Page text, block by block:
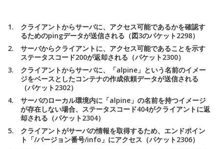
クライアントからサーバに、アクセス可能であるかを確認す
るためのpingデータが送信される（図3のパケット2298）
サーバからクライアントに、アクセス可能であることを示す
ステータスコード200が返却される（パケット2300）
クライアントからサーバに、「alpine」という名前のイメー
ジをベースとしたコンテナの作成依頼データが送信される
（パケット2302）
サーバのローカル環境内に「alpine」の名前を持つイメージ
が存在しない場合、ステータスコード404がクライアントに返
却される（パケット2304）
クライアントがサーバの情報を取得するため、エンドポイン
ト「/バージョン番号/info」にアクセス（パケット2306）